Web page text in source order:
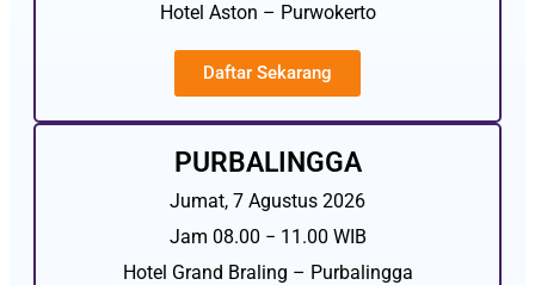
Hotel Aston – Purwokerto
Daftar Sekarang
PURBALINGGA
Jumat, 7 Agustus 2026
Jam 08.00 − 11.00 WIB
Hotel Grand Braling – Purbalingga